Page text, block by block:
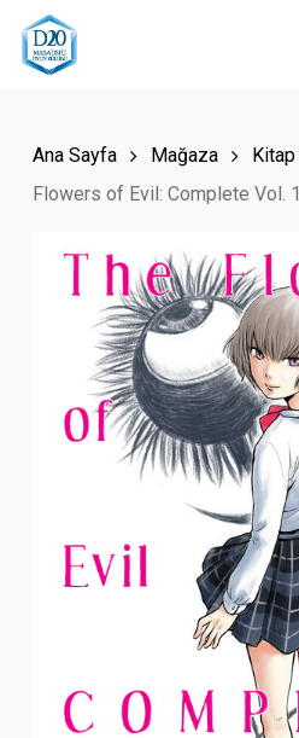
Skip
Ana Sayfa Mağaza Kitap
Flowers of Evil: Complete Vol. 1